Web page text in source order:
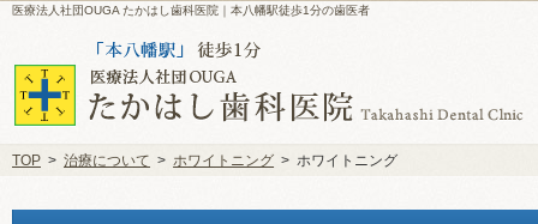
医療法人社団OUGA たかはし歯科医院｜本八幡駅徒歩1分の歯医者
TOP > 治療について > ホワイトニング > ホワイトニング